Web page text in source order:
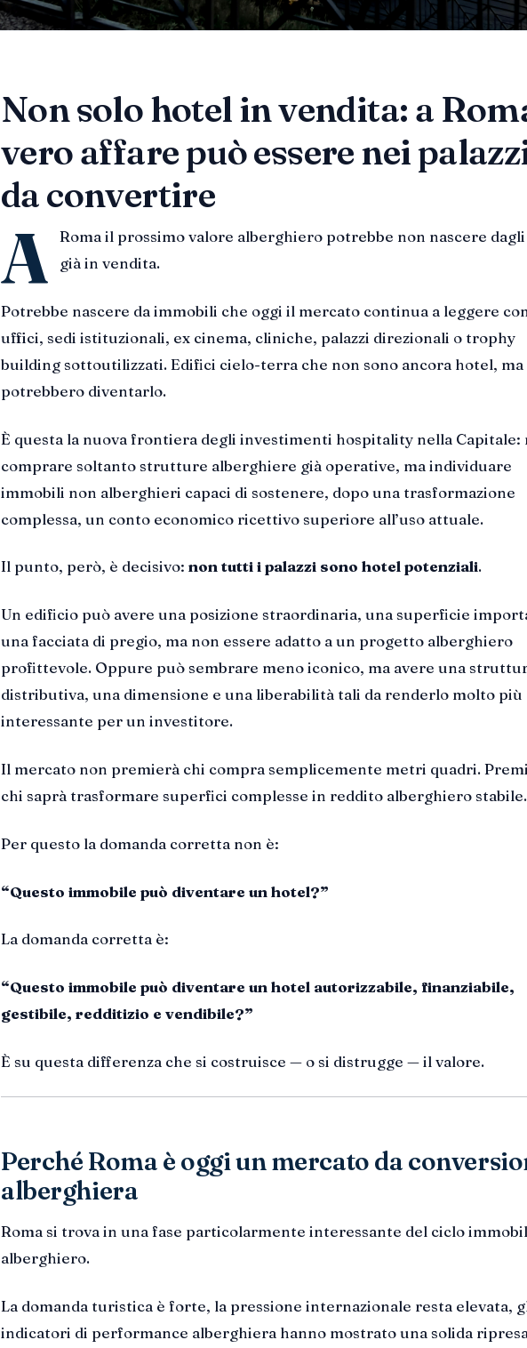
Non solo hotel in vendita: a
vero affare può essere nei
da convertire
A
Roma il prossimo valore alberghiero potrebbe non nascere
già in vendita.
Potrebbe nascere da immobili che oggi il mercato continua a leggere
uffici, sedi istituzionali, ex cinema, cliniche, palazzi direzionali o trophy
building sottoutilizzati. Edifici cielo-terra che non sono ancora hotel, ma
potrebbero diventarlo.
È questa la nuova frontiera degli investimenti hospitality nella Capitale:
comprare soltanto strutture alberghiere già operative, ma individuare
immobili non alberghieri capaci di sostenere, dopo una trasformazione
complessa, un conto economico ricettivo superiore all’uso attuale.
Il punto, però, è decisivo: non tutti i palazzi sono hotel potenziali.
Un edificio può avere una posizione straordinaria, una superficie
una facciata di pregio, ma non essere adatto a un progetto alberghiero
profittevole. Oppure può sembrare meno iconico, ma avere una
distributiva, una dimensione e una liberabilità tali da renderlo molto più
interessante per un investitore.
Il mercato non premierà chi compra semplicemente metri quadri.
chi saprà trasformare superfici complesse in reddito alberghiero stabile.
Per questo la domanda corretta non è:
“Questo immobile può diventare un hotel?”
La domanda corretta è:
“Questo immobile può diventare un hotel autorizzabile, finanziabile,
gestibile, redditizio e vendibile?”
È su questa differenza che si costruisce — o si distrugge — il valore.
Perché Roma è oggi un mercato da
alberghiera
Roma si trova in una fase particolarmente interessante del ciclo
alberghiero.
La domanda turistica è forte, la pressione internazionale resta elevata,
indicatori di performance alberghiera hanno mostrato una solida